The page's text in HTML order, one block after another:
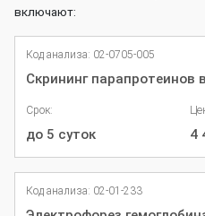
включают:
Код анализа: 02-0705-005
Скрининг парапротеинов
Срок:
до 5 суток 4
Код анализа: 02-01-233